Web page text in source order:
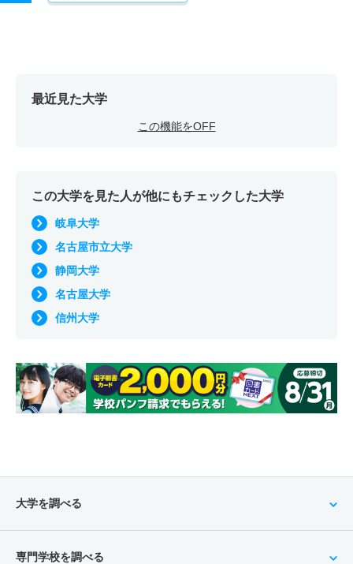
最近見た大学
この機能をOFF
この大学を見た人が他にもチェックした大学
岐阜大学
名古屋市立大学
静岡大学
名古屋大学
信州大学
大学を調べる
専門学校を調べる